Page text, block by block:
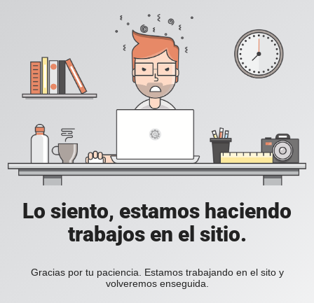
Lo siento, estamos haciendo
trabajos en el sitio.
Gracias por tu paciencia. Estamos trabajando en el sito y
volveremos enseguida.